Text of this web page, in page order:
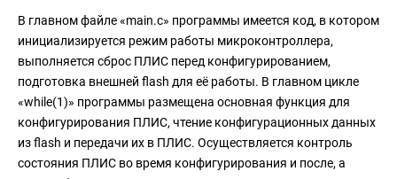
В главном файле «main.с» программы имеется код, в котором
инициализируется режим работы микроконтроллера,
выполняется сброс ПЛИС перед конфигурированием,
подготовка внешней flash для её работы. В главном цикле
«while(1)» программы размещена основная функция для
конфигурирования ПЛИС, чтение конфигурационных данных
из flash и передачи их в ПЛИС. Осуществляется контроль
состояния ПЛИС во время конфигурирования и после, а